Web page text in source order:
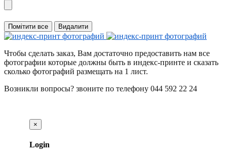
Помітити все Видалити
Чтобы сделать заказ, Вам достаточно предоставить нам все
фотографии которые должны быть в индекс-принте и сказать
сколько фотографий размещать на 1 лист.
Возникли вопросы? звоните по телефону 044 592 22 24
×
Login